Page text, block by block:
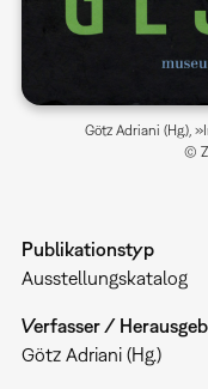
Götz Adriani (Hg.),
©
Publikationstyp
Ausstellungskatalog
Verfasser /
Götz Adriani (Hg.)